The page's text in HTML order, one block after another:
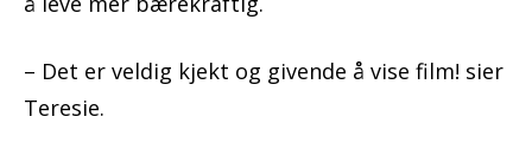
– Det er veldig kjekt og givende å vise film! sier
Teresie.